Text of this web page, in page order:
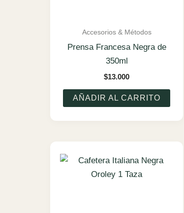
Accesorios & Métodos
Prensa Francesa Negra de
350ml
$13.000
AÑADIR AL CARRITO